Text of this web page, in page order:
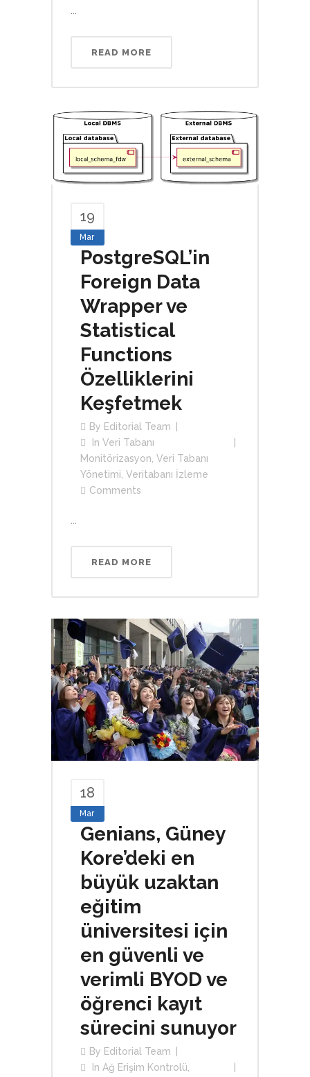
READ MORE
19
Mar
PostgreSQL’in
Foreign Data
Wrapper ve
Statistical
Functions
Özelliklerini
Keşfetmek
By Editorial Team
In Veri Tabanı
Monitörizasyon Veri Tabanı
Yönetimi Veritabanı İzleme
Comments
READ MORE
18
Mar
Genians, Güney
Kore’deki en
büyük uzaktan
eğitim
üniversitesi için
en güvenli ve
verimli BYOD ve
öğrenci kayıt
sürecini sunuyor
By Editorial Team
In Ağ Erişim Kontrolü,